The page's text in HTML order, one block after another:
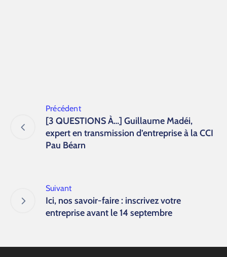
Précédent
[3 QUESTIONS À…] Guillaume Madéi,
expert en transmission d’entreprise à la CCI
Pau Béarn
Suivant
Ici, nos savoir-faire : inscrivez votre
entreprise avant le 14 septembre